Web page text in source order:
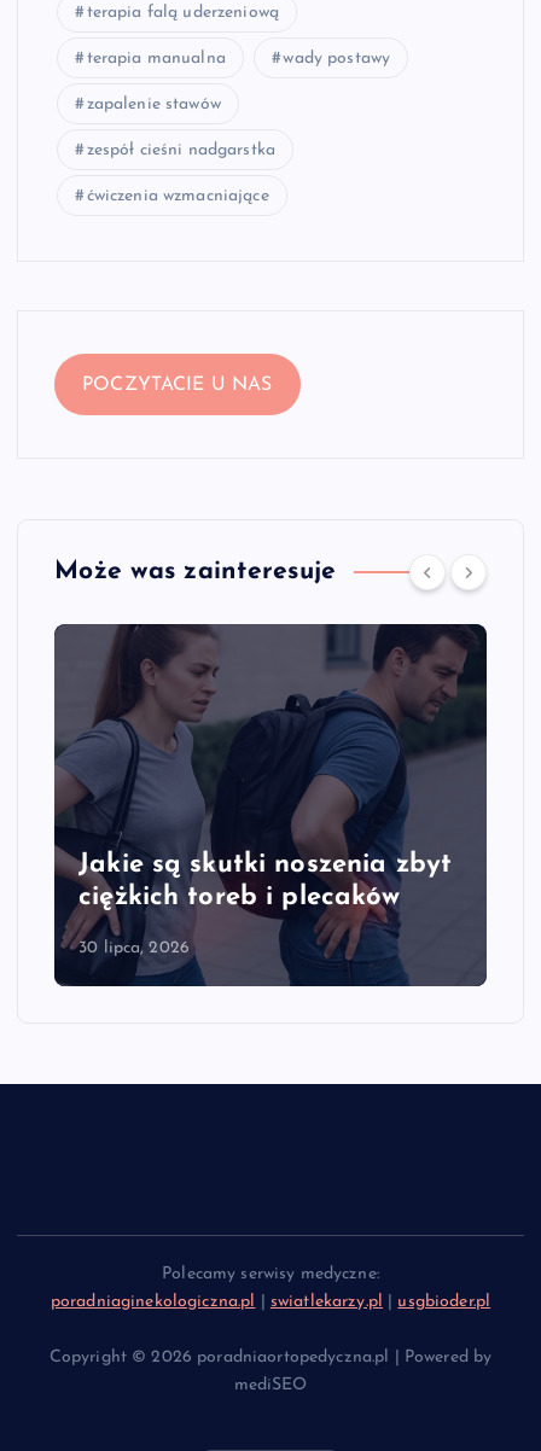
terapia falą uderzeniową
terapia manualna wady postawy
zapalenie stawów
zespół cieśni nadgarstka
ćwiczenia wzmacniające
POCZYTACIE U NAS
Może was zainteresuje
Jakie są skutki noszenia zbyt
ciężkich toreb i plecaków
30 lipca, 2026
Polecamy serwisy medyczne:
poradniaginekologiczna.pl
swiatlekarzy.pl usgbioder.pl
Copyright © 2026 poradniaortopedyczna.pl | Powered by
mediSEO